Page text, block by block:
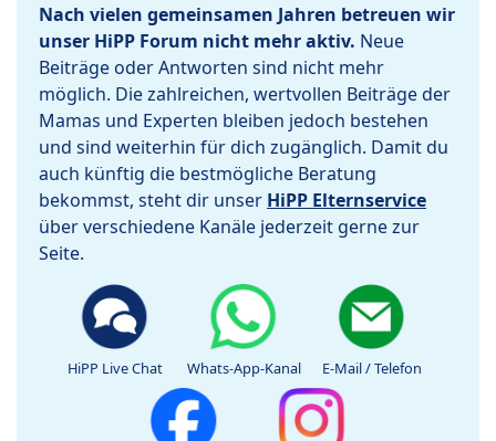
Nach vielen gemeinsamen Jahren betreuen wir
unser HiPP Forum nicht mehr aktiv. Neue
Beiträge oder Antworten sind nicht mehr
möglich. Die zahlreichen, wertvollen Beiträge der
Mamas und Experten bleiben jedoch bestehen
und sind weiterhin für dich zugänglich. Damit du
auch künftig die bestmögliche Beratung
bekommst, steht dir unser HiPP Elternservice
über verschiedene Kanäle jederzeit gerne zur
Seite.
HiPP Live Chat Whats-App-Kanal E-Mail / Telefon